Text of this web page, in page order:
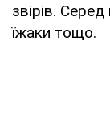
звірів.
їжаки тощо.